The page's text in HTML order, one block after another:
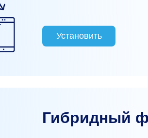
Установить
Гибридный